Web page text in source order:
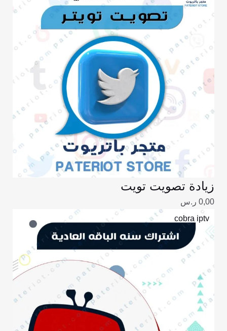
زيادة تصويت تويت
0,00 ر.س
cobra iptv
نطاق
السعر:
خلال